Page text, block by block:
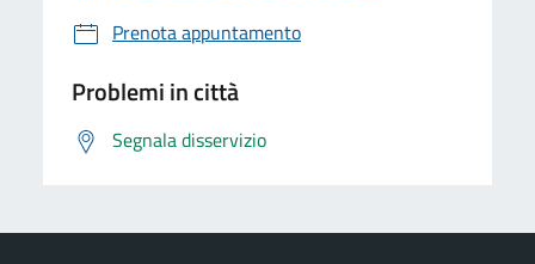
Prenota appuntamento
Problemi in città
Segnala disservizio